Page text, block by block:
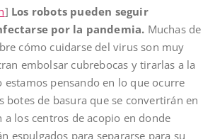
] Los robots pueden seguir
por la pandemia. Muchas de
cómo cuidarse del virus son muy
embolsar cubrebocas y tirarlas a la
estamos pensando en lo que ocurre
botes de basura que se convertirán en
a los centros de acopio en donde
espulgados para separarse para su